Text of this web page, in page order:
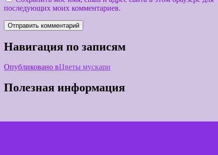
последующих моих комментариев.
Навигация по записям
Опубликовано вЦветы мускари
Полезная информация